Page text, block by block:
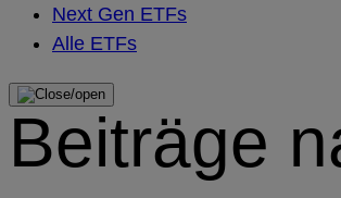
Next Gen ETFs
Alle ETFs
Beiträge